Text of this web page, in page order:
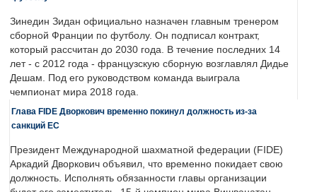
Зинедин Зидан официально назначен главным тренером
сборной Франции по футболу. Он подписал контракт,
который рассчитан до 2030 года. В течение последних 14
лет - с 2012 года - французскую сборную возглавлял Дидье
Дешам. Под его руководством команда выиграла
чемпионат мира 2018 года.
Глава FIDE Дворкович временно покинул должность из-за
санкций ЕС
Президент Международной шахматной федерации (FIDE)
Аркадий Дворкович объявил, что временно покидает свою
должность. Исполнять обязанности главы организации